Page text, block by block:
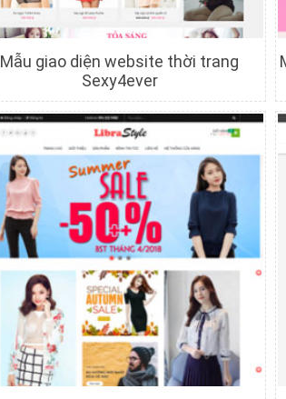
Chi tiết Xem trước
Mẫu giao diện website thời trang
Sexy4ever